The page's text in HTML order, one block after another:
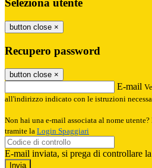
Seleziona utente
button close ×
Recupero password
button close ×
E-mail
all'indirizzo indicato con le istruzioni
Non hai una e-mail associata al nome
tramite la Login Spaggiari
E-mail inviata, si prega di controllare